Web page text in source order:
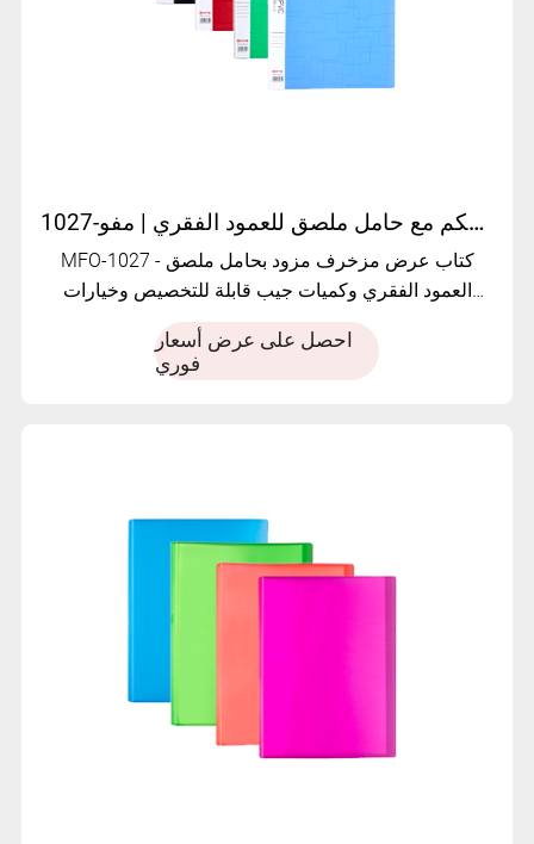
كتاب عرض محكم مع حامل ملصق للعمود الفقري | مفو-1027
MFO-1027 - كتاب عرض مزخرف مزود بحامل ملصق
العمود الفقري وكميات جيب قابلة للتخصيص وخيارات
احصل على عرض أسعار
فوري